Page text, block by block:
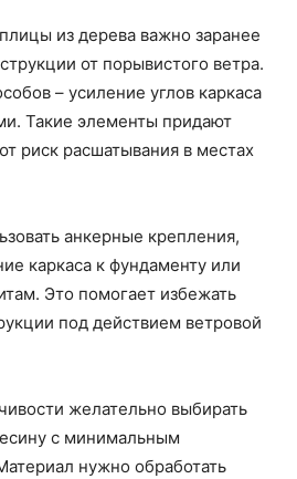
из дерева важно заранее
от порывистого ветра.
– усиление углов каркаса
Такие элементы придают
риск расшатывания в местах
анкерные крепления,
каркаса к фундаменту или
Это помогает избежать
под действием ветровой
желательно выбирать
с минимальным
нужно обработать